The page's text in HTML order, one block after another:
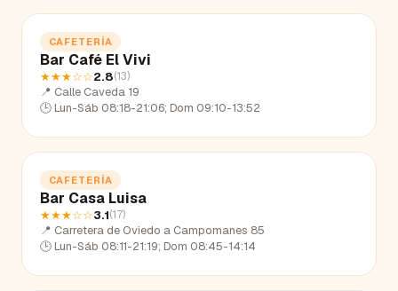
CAFETERÍA
Bar Café El Vivi
★★★☆☆2.8(13)
📍 Calle Caveda 19
🕒 Lun-Sáb 08:18-21:06; Dom 09:10-13:52
CAFETERÍA
Bar Casa Luisa
★★★☆☆3.1(17)
📍 Carretera de Oviedo a Campomanes 85
🕒 Lun-Sáb 08:11-21:19; Dom 08:45-14:14